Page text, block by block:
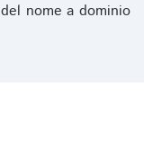
nome a dominio